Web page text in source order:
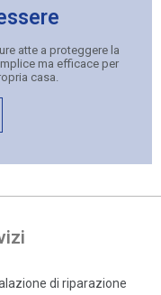
atte a proteggere la
ma efficace per
casa.
di riparazione